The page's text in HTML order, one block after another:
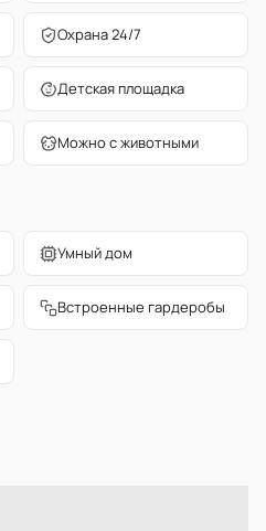
Охрана 24/7
Детская площадка
Можно с животными
Умный дом
Встроенные гардеробы